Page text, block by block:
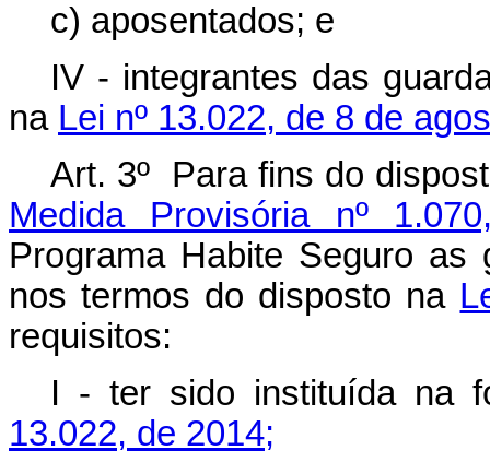
c) aposentados; e
IV - integrantes das
na Lei nº 13.022, de 8 de
Art. 3º Para fins do
Medida Provisória nº
Programa Habite Seguro as
nos termos do disposto na
requisitos:
I - ter sido instituída na
13.022, de 2014;